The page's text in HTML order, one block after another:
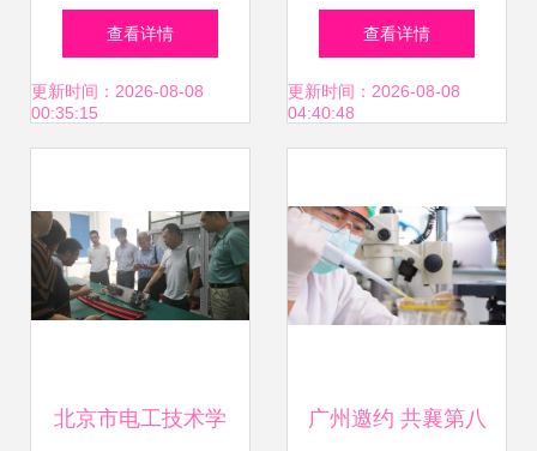
来 2022青岛国际
应急与救援产业博
与技术革新
查看详情
更新时间：2026-08-08
00:35:15
意社”首期技术沙龙
活动 助力技术交流
查看详情
更新时间：2026-08-08
04:40:48
北京市电工技术学 广州邀约 共襄第八